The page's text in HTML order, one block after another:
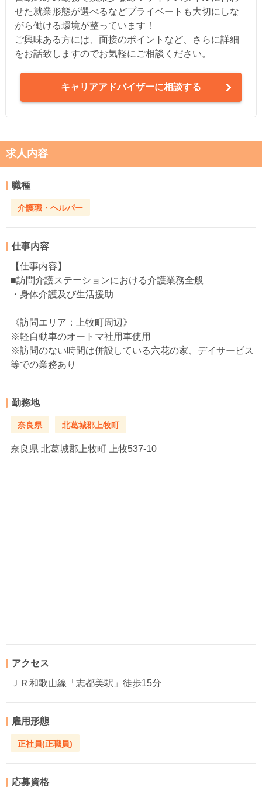
せた就業形態が選べるなどプライベートも大切にしな
がら働ける環境が整っています！
ご興味ある方には、面接のポイントなど、さらに詳細
をお話致しますのでお気軽にご相談ください。
キャリアアドバイザーに相談する
求人内容
職種
介護職・ヘルパー
仕事内容
【仕事内容】
■訪問介護ステーションにおける介護業務全般
・身体介護及び生活援助
《訪問エリア：上牧町周辺》
※軽自動車のオートマ社用車使用
※訪問のない時間は併設している六花の家、デイサービス
等での業務あり
勤務地
奈良県 北葛城郡上牧町
奈良県 北葛城郡上牧町 上牧537-10
アクセス
ＪＲ和歌山線「志都美駅」徒歩15分
雇用形態
正社員(正職員)
応募資格